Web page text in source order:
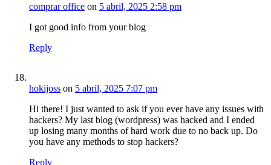
comprar office on 5 abril, 2025 2:58 pm
I got good info from your blog
Reply
hokijoss on 5 abril, 2025 7:07 pm
Hi there! I just wanted to ask if you ever have any issues with
hackers? My last blog (wordpress) was hacked and I ended
up losing many months of hard work due to no back up. Do
you have any methods to stop hackers?
Reply